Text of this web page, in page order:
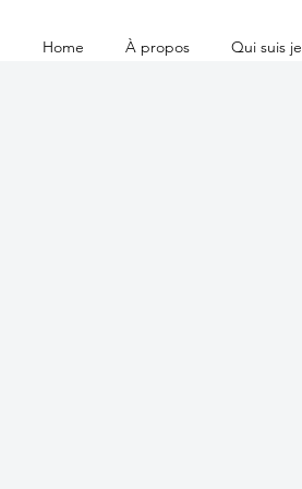
Home À propos Qui suis je